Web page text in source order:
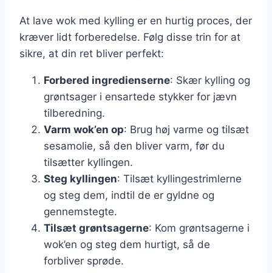
At lave wok med kylling er en hurtig proces, der
kræver lidt forberedelse. Følg disse trin for at
sikre, at din ret bliver perfekt:
Forbered ingredienserne: Skær kylling og
grøntsager i ensartede stykker for jævn
tilberedning.
Varm wok’en op: Brug høj varme og tilsæt
sesamolie, så den bliver varm, før du
tilsætter kyllingen.
Steg kyllingen: Tilsæt kyllingestrimlerne
og steg dem, indtil de er gyldne og
gennemstegte.
Tilsæt grøntsagerne: Kom grøntsagerne i
wok’en og steg dem hurtigt, så de
forbliver sprøde.